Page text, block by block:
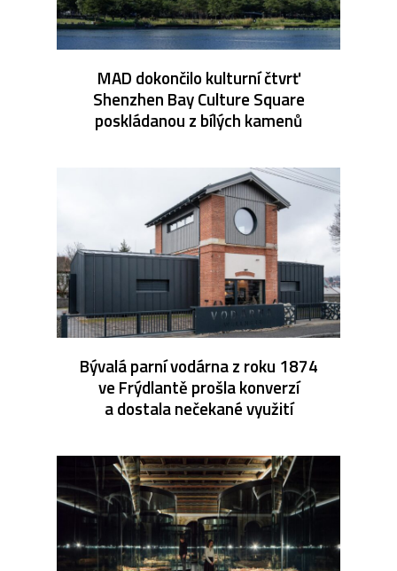
MAD dokončilo kulturní čtvrť
Shenzhen Bay Culture Square
poskládanou z bílých kamenů
Bývalá parní vodárna z roku 1874
ve Frýdlantě prošla konverzí
a dostala nečekané využití